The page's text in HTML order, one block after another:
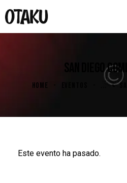
SAN DIEGO
HOME
Este evento ha pasado.